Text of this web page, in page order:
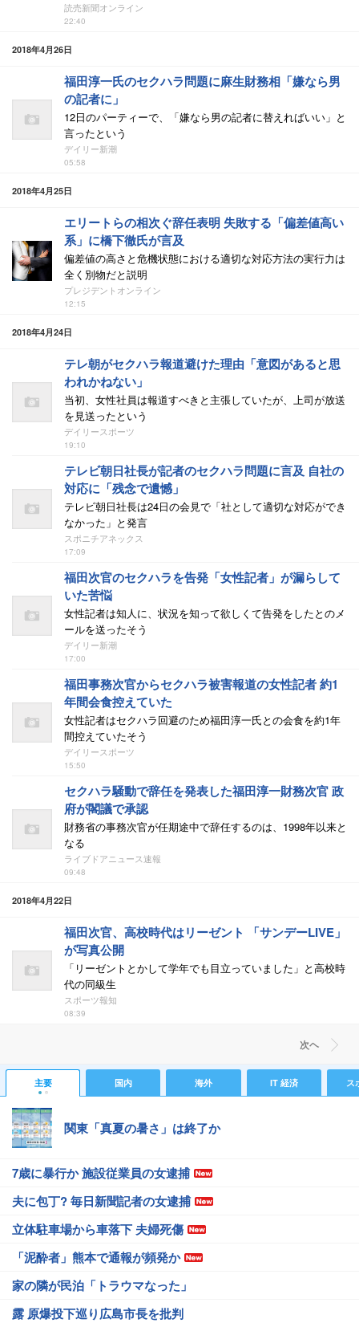
読売新聞オンライン
22:40
2018年4月26日
福田淳一氏のセクハラ問題に麻生財務相「嫌なら男
の記者に」
12日のパーティーで、「嫌なら男の記者に替えればいい」と
言ったという
デイリー新潮
05:58
2018年4月25日
エリートらの相次ぐ辞任表明 失敗する「偏差値高い
系」に橋下徹氏が言及
偏差値の高さと危機状態における適切な対応方法の実行力は
全く別物だと説明
プレジデントオンライン
12:15
2018年4月24日
テレ朝がセクハラ報道避けた理由「意図があると思
われかねない」
当初、女性社員は報道すべきと主張していたが、上司が放送
を見送ったという
デイリースポーツ
19:10
テレビ朝日社長が記者のセクハラ問題に言及 自社の
対応に「残念で遺憾」
テレビ朝日社長は24日の会見で「社として適切な対応ができ
なかった」と発言
スポニチアネックス
17:09
福田次官のセクハラを告発「女性記者」が漏らして
いた苦悩
女性記者は知人に、状況を知って欲しくて告発をしたとのメ
ールを送ったそう
デイリー新潮
17:00
福田事務次官からセクハラ被害報道の女性記者 約1
年間会食控えていた
女性記者はセクハラ回避のため福田淳一氏との会食を約1年
間控えていたそう
デイリースポーツ
15:50
セクハラ騒動で辞任を発表した福田淳一財務次官 政
府が閣議で承認
財務省の事務次官が任期途中で辞任するのは、1998年以来と
なる
ライブドアニュース速報
09:48
2018年4月22日
福田次官、高校時代はリーゼント 「サンデーLIVE」
が写真公開
「リーゼントとかして学年でも目立っていました」と高校時
代の同級生
スポーツ報知
08:39
次ヘ
主要 国内 海外 IT 経済 ス
関東「真夏の暑さ」は終了か
7歳に暴行か 施設従業員の女逮捕
夫に包丁? 毎日新聞記者の女逮捕
立体駐車場から車落下 夫婦死傷
「泥酔者」熊本で通報が頻発か
家の隣が民泊「トラウマなった」
露 原爆投下巡り広島市長を批判